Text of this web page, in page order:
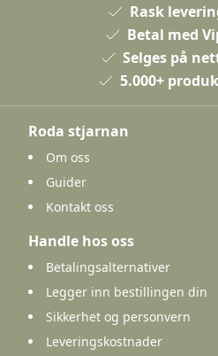
Rask
Betal med
Selges på
5.000+
Roda stjarnan
Om oss
Guider
Kontakt oss
Handle hos oss
Betalingsalternativer
Legger inn bestillingen din
Sikkerhet og personvern
Leveringskostnader